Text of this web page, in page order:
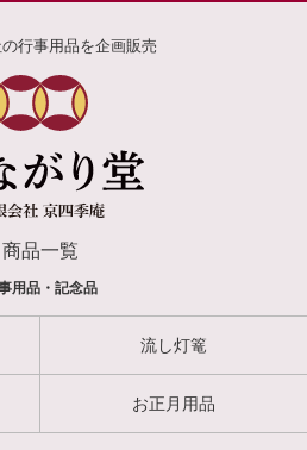
行事用品を企画販売
商品一覧
用品・記念品
流し灯篭
お正月用品